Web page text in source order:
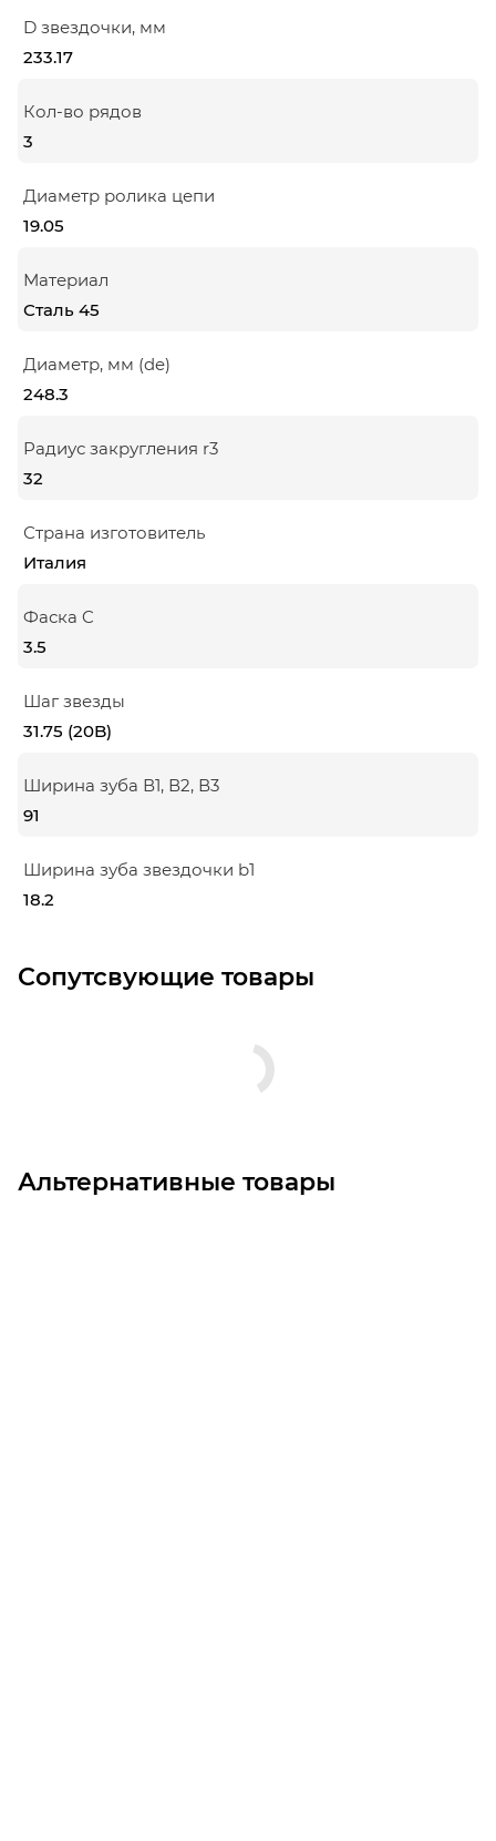
D звездочки, мм
233.17
Кол-во рядов
3
Диаметр ролика цепи
19.05
Материал
Сталь 45
Диаметр, мм (de)
248.3
Радиус закругления r3
32
Страна изготовитель
Италия
Фаска C
3.5
Шаг звезды
31.75 (20B)
Ширина зуба В1, В2, В3
91
Ширина зуба звездочки b1
18.2
Сопутсвующие товары
Альтернативные товары